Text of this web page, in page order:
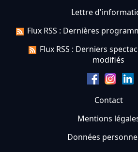
Lettre
Flux RSS : Dernières
Flux RSS : Derniers
modifiés
Contact
Mentions
Données